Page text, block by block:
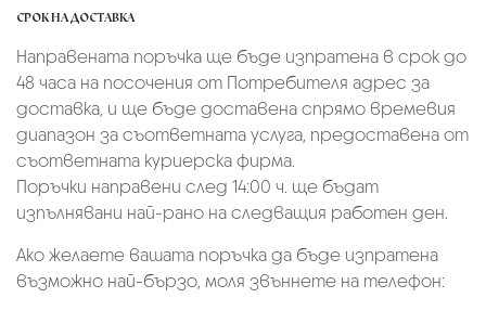
СРОК НА ДОСТАВКА
Направената поръчка ще бъде изпратена в срок до
48 часа на посочения от Потребителя адрес за
доставка, и ще бъде доставена спрямо времевия
диапазон за съответната услуга, предоставена от
съответната куриерска фирма.
Поръчки направени след 14:00 ч. ще бъдат
изпълнявани най-рано на следващия работен ден.
Ако желаете вашата поръчка да бъде изпратена
възможно най-бързо, моля звъннете на телефон: